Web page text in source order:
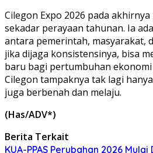
Cilegon Expo 2026 pada
sekadar perayaan tahunan. Ia
antara pemerintah, masyarakat,
jika dijaga konsistensinya, bisa
baru bagi pertumbuhan ekonomi
Cilegon tampaknya tak lagi
juga berbenah dan melaju.
(Has/ADV*)
Berita Terkait
KUA-PPAS Perubahan 2026